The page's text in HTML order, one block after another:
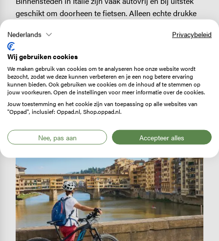
geschikt om doorheen te fietsen. Alleen echte drukke
door de zijstraatjes. In een universiteitsstad als Pisa
en fietsstroken. Net als in Lucca dat door sommige
fietsers wordt getipt als ‘favoriete’ fietsstad. Ook in
Florence heb je fietspaden en fietsstroken, maar in iets
mindere mate.
Nederlands Privacybeleid
Wij gebruiken cookies
We maken gebruik van cookies om te analyseren hoe onze website wordt
bezocht, zodat we deze kunnen verbeteren en je een nog betere ervaring
kunnen bieden. Ook gebruiken we cookies om de inhoud af te stemmen op
jouw voorkeuren. Open de instellingen voor meer informatie over de cookies.
Jouw toestemming en het cookie zijn van toepassing op alle websites van
"Oppad", inclusief: Oppad.nl, Shop.oppad.nl.
Nee, pas aan Accepteer alles